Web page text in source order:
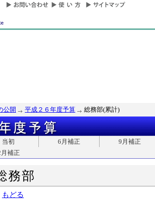
公開 平成２６年度予算 総務部(累計)
当初 6月補正 9月補正
補正
務部
もどる